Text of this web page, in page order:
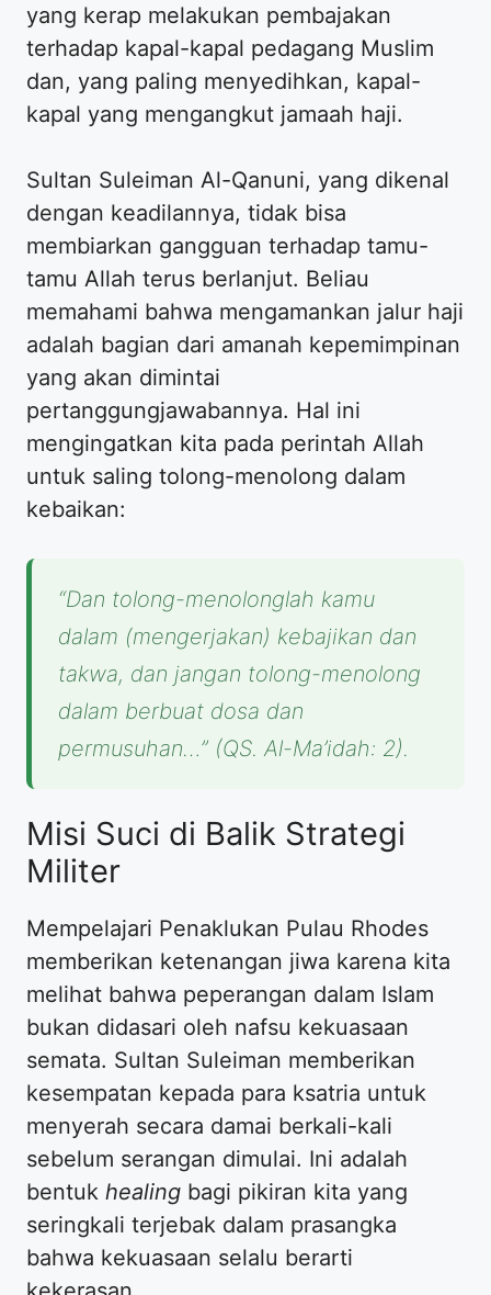
yang kerap melakukan pembajakan
terhadap kapal-kapal pedagang Muslim
dan, yang paling menyedihkan, kapal-
kapal yang mengangkut jamaah haji.
Sultan Suleiman Al-Qanuni, yang dikenal
dengan keadilannya, tidak bisa
membiarkan gangguan terhadap tamu-
tamu Allah terus berlanjut. Beliau
memahami bahwa mengamankan jalur haji
adalah bagian dari amanah kepemimpinan
yang akan dimintai
pertanggungjawabannya. Hal ini
mengingatkan kita pada perintah Allah
untuk saling tolong-menolong dalam
kebaikan:
“Dan tolong-menolonglah kamu
dalam (mengerjakan) kebajikan dan
takwa, dan jangan tolong-menolong
dalam berbuat dosa dan
permusuhan…” (QS. Al-Ma’idah: 2).
Misi Suci di Balik Strategi
Militer
Mempelajari Penaklukan Pulau Rhodes
memberikan ketenangan jiwa karena kita
melihat bahwa peperangan dalam Islam
bukan didasari oleh nafsu kekuasaan
semata. Sultan Suleiman memberikan
kesempatan kepada para ksatria untuk
menyerah secara damai berkali-kali
sebelum serangan dimulai. Ini adalah
bentuk healing bagi pikiran kita yang
seringkali terjebak dalam prasangka
bahwa kekuasaan selalu berarti